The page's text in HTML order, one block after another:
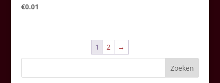
€0.01
1 2 →